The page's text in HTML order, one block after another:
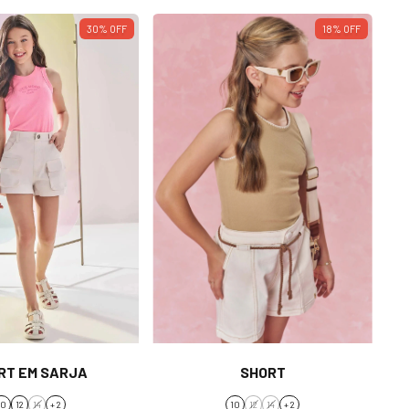
30% OFF
EM SARJA
12 14 + 2
18% OFF
SHORT
10 12 14 + 2